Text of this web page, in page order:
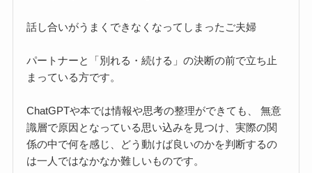
話し合いがうまくできなくなってしまったご夫婦
パートナーと「別れる・続ける」の決断の前で立ち止
まっている方です。
ChatGPTや本では情報や思考の整理ができても、 無意
識層で原因となっている思い込みを見つけ、実際の関
係の中で何を感じ、どう動けば良いのかを判断するの
は一人ではなかなか難しいものです。